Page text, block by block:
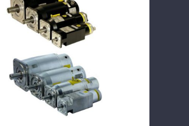
DETTAGLI